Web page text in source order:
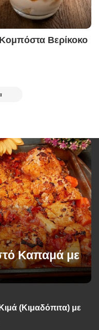
Βερίκοκο
Καπαμά με
(Κιμαδόπιτα) με